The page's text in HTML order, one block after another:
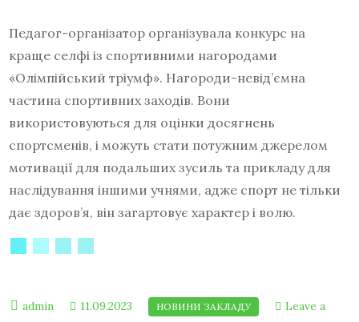
Педагог-організатор організувала конкурс на
краще селфі із спортивними нагородами
«Олімпійський тріумф». Нагороди-невід’ємна
частина спортивних заходів. Вони
використовуються для оцінки досягнень
спортсменів, і можуть стати потужним джерелом
мотивації для подальших зусиль та прикладу для
наслідування іншими учнями, адже спорт не тільки
дає здоров’я, він загартовує характер і волю.
11.09.2023
Leave a